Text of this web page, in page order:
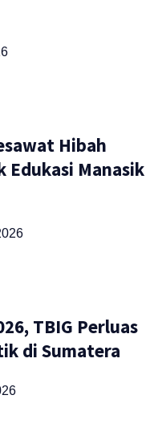
Hibah
Edukasi Manasik
TBIG Perluas
di Sumatera